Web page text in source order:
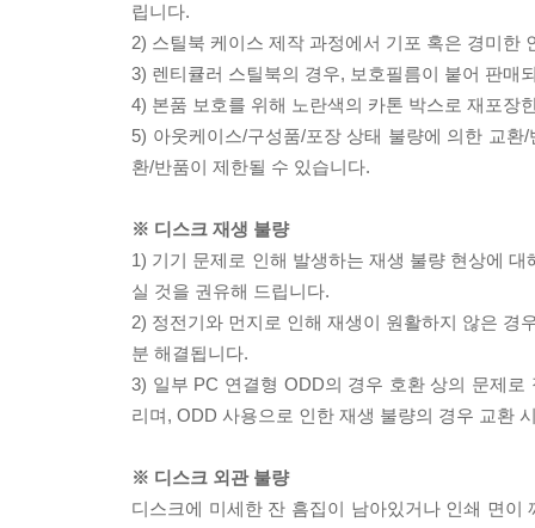
립니다.
2) 스틸북 케이스 제작 과정에서 기포 혹은 경미한
3) 렌티큘러 스틸북의 경우, 보호필름이 붙어 판매
4) 본품 보호를 위해 노란색의 카톤 박스로 재포장
5) 아웃케이스/구성품/포장 상태 불량에 의한 교
환/반품이 제한될 수 있습니다.
※ 디스크 재생 불량
1) 기기 문제로 인해 발생하는 재생 불량 현상에
실 것을 권유해 드립니다.
2) 정전기와 먼지로 인해 재생이 원활하지 않은 경
분 해결됩니다.
3) 일부 PC 연결형 ODD의 경우 호환 상의 문제
리며, ODD 사용으로 인한 재생 불량의 경우 교환
※ 디스크 외관 불량
디스크에 미세한 잔 흠집이 남아있거나 인쇄 면